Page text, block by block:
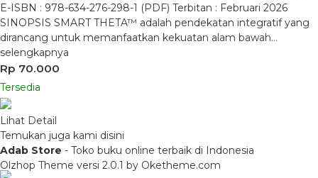
E-ISBN : 978-634-276-298-1 (PDF) Terbitan : Februari 2026
SINOPSIS SMART THETA™ adalah pendekatan integratif yang
dirancang untuk memanfaatkan kekuatan alam bawah…
selengkapnya
Rp 70.000
Tersedia
Lihat Detail
Temukan juga kami disini
Adab Store - Toko buku online terbaik di Indonesia
Olzhop Theme versi 2.0.1 by Oketheme.com